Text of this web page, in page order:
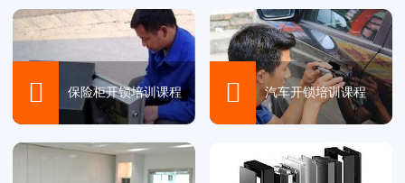
 保险柜开锁培训课程  汽车开锁培训课程